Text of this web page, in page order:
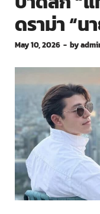
ดราม่า “
May 10, 2026 - by